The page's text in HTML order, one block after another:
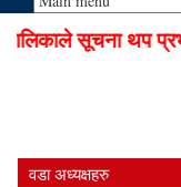
सूचना थप
वडा अध्यक्षहरु